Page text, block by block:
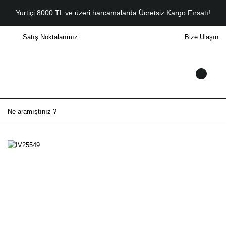
Yurtiçi 8000 TL ve üzeri harcamalarda Ücretsiz Kargo Fırsatı!
Satış Noktalarımız Bize Ulaşın